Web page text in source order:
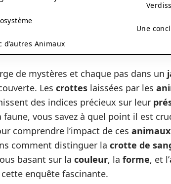
d’autres Animaux
Une
de mystères et chaque pas dans un
Les crottes laissées par les
des indices précieux sur leur
faune, vous savez à quel point il est
comprendre l’impact de ces animaux
comment distinguer la crotte de
basant sur la couleur, la forme, et l’
enquête fascinante.